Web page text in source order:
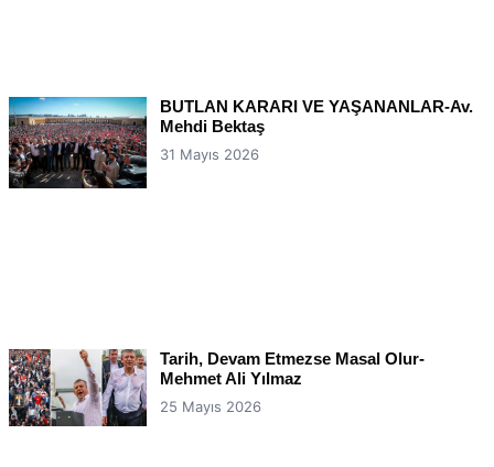
BUTLAN KARARI VE YAŞANANLAR-Av.
Mehdi Bektaş
31 Mayıs 2026
Tarih, Devam Etmezse Masal Olur-
Mehmet Ali Yılmaz
25 Mayıs 2026